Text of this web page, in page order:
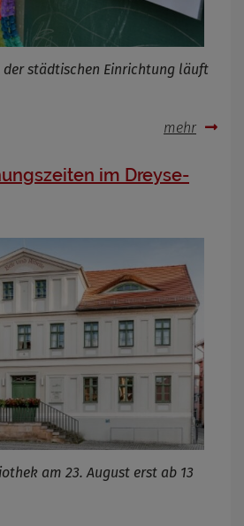
der städtischen Einrichtung läuft
mehr
im Dreyse-
am 23. August erst ab 13